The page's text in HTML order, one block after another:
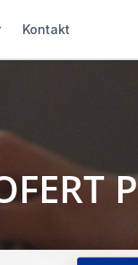
Kontakt